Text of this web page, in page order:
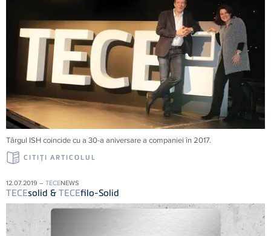
Târgul ISH coincide cu a 30-a aniversare a companiei în 2017.
CITIŢI ARTICOLUL
12.07.2019 – TECENEWS
TECEsolid & TECEfilo-Solid